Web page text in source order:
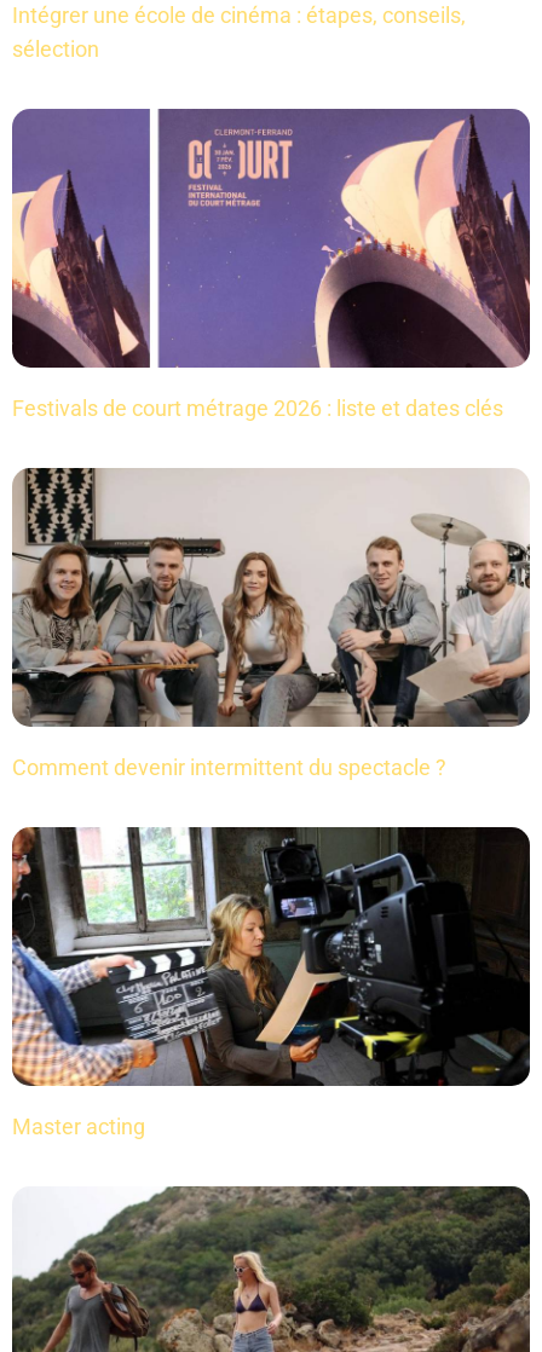
Intégrer une école de cinéma : étapes, conseils,
sélection
Festivals de court métrage 2026 : liste et dates clés
Comment devenir intermittent du spectacle ?
Master acting